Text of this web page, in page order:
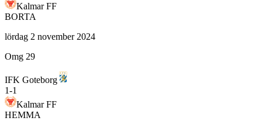
Kalmar FF
BORTA
lördag 2 november 2024
Omg 29
IFK Goteborg
1-1
Kalmar FF
HEMMA